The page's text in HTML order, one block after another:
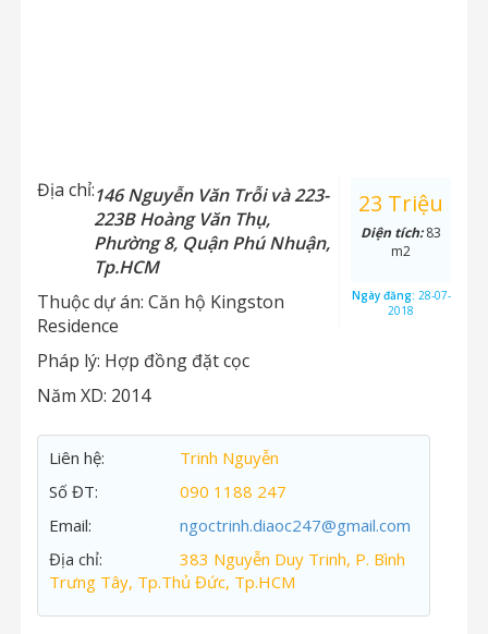
Địa chỉ:146 Nguyễn Văn Trỗi và 223-
223B Hoàng Văn Thụ,
Phường 8, Quận Phú Nhuận,
Tp.HCM
Thuộc dự án: Căn hộ Kingston
Residence
Pháp lý: Hợp đồng đặt cọc
Năm XD: 2014
23 Triệu
Diện tích:83
m2
Ngày đăng: 28-07-
2018
Liên hệ:
Trinh Nguyễn
Số ĐT:
090 1188 247
Email:
ngoctrinh.diaoc247@gmail.com
Địa chỉ:
383 Nguyễn Duy Trinh, P. Bình
Trưng Tây, Tp.Thủ Đức, Tp.HCM